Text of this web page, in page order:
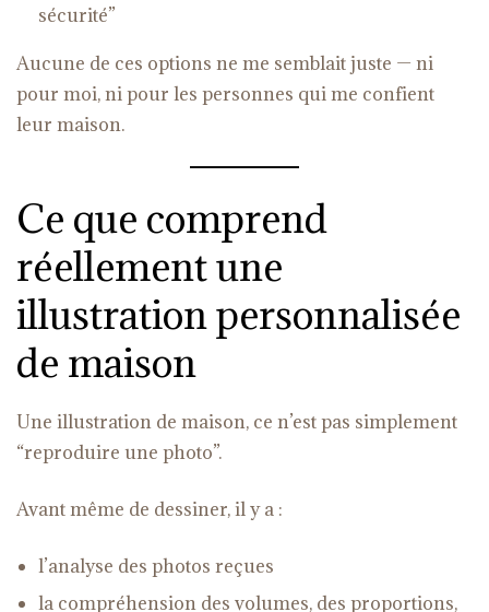
sécurité”
Aucune de ces options ne me semblait juste — ni
pour moi, ni pour les personnes qui me confient
leur maison.
Ce que comprend
réellement une
illustration personnalisée
de maison
Une illustration de maison, ce n’est pas simplement
“reproduire une photo”.
Avant même de dessiner, il y a :
l’analyse des photos reçues
la compréhension des volumes, des proportions,